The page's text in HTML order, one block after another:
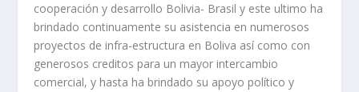
cooperación y desarrollo Bolivia- Brasil y este ultimo ha
brindado continuamente su asistencia en numerosos
proyectos de infra-estructura en Boliva así como con
generosos creditos para un mayor intercambio
comercial, y hasta ha brindado su apoyo político y